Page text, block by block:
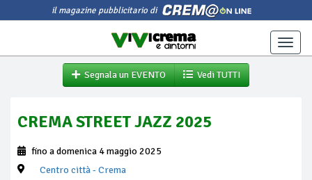
il magazine pubblicitario di
Toggle
Segnala un EVENTO
Vedi TUTTI
CREMA STREET JAZZ 2025
fino a domenica 4 maggio 2025
Centro città- Crema